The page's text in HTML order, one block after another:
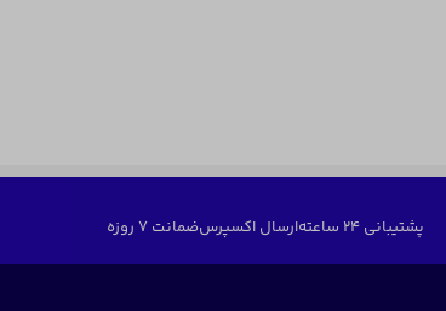
پشتیبانی 24 ساعته ارسال اکسپرسضمانت 7 روزه